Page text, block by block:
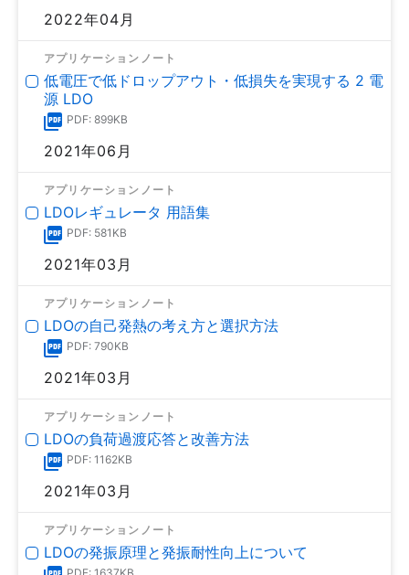
2022年04月
アプリケーションノート
低電圧で低ドロップアウト・低損失を実現する 2 電
源 LDO
PDF: 899KB
2021年06月
アプリケーションノート
LDOレギュレータ 用語集
PDF: 581KB
2021年03月
アプリケーションノート
LDOの自己発熱の考え方と選択方法
PDF: 790KB
2021年03月
アプリケーションノート
LDOの負荷過渡応答と改善方法
PDF: 1162KB
2021年03月
アプリケーションノート
LDOの発振原理と発振耐性向上について